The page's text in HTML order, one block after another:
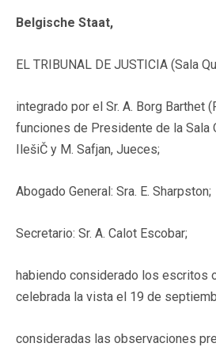
Belgische Staat,
EL TRIBUNAL DE JUSTICIA (Sala
integrado por el Sr. A. Borg Barthet
funciones de Presidente de la Sala
IlešiČ y M. Safjan, Jueces;
Abogado General: Sra. E. Sharpston;
Secretario: Sr. A. Calot Escobar;
habiendo considerado los escritos
celebrada la vista el 19 de
consideradas las observaciones